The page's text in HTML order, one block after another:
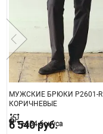
МУЖСКИЕ БРЮКИ P2601-R
КОРИЧНЕВЫЕ
6 540 руб.
+654 бонуса